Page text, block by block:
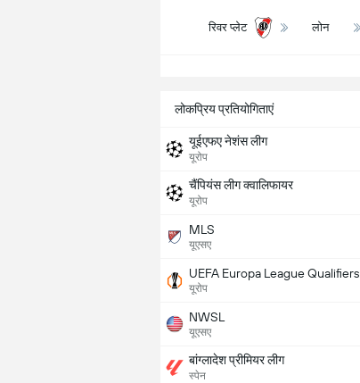
रिवर प्लेट लोन
लोकप्रिय प्रतियोगिताएं
यूईएफए नेशंस लीग
यूरोप
चैंपियंस लीग क्वालिफायर
यूरोप
MLS
यूएसए
UEFA Europa League Qualifiers
यूरोप
NWSL
यूएसए
बांग्लादेश प्रीमियर लीग
स्पेन